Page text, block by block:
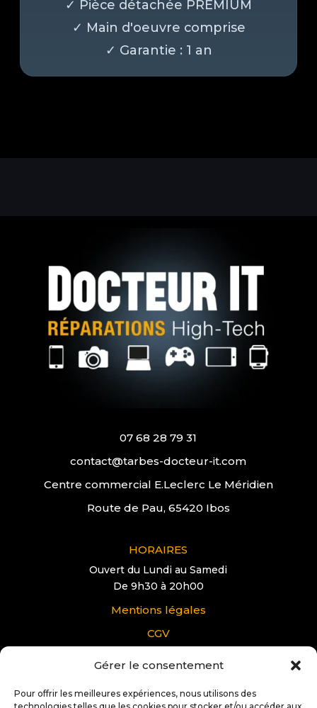
Gérer le consentement
Pour offrir les meilleures expériences, nous utilisons des
07 68 28 79 31
contact@tarbes-docteur-it.com
Centre commercial E.Leclerc Le Méridien
Route de Pau, 65420 Ibos
HORAIRES
Ouvert du Lundi au Samedi
De 9h30 à 20h00
Mentions légales
CGV
Pour tous renseignements supplémentaire sur